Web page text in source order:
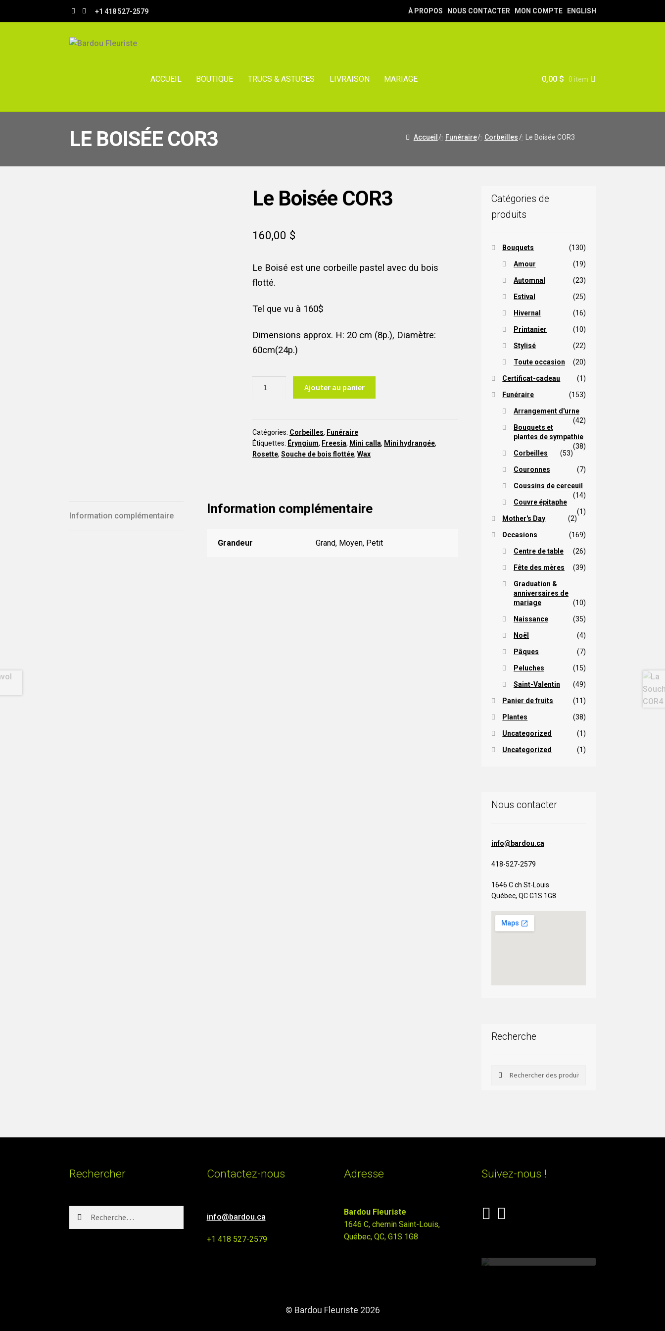
Aller
à
la
navigation
Aller
au
contenu
+1 418 527-2579 À PROPOS NOUS CONTACTER MON COMPTE ENGLISH
ACCUEIL BOUTIQUE TRUCS & ASTUCES LIVRAISON MARIAGE 0,00 $ 0 item
LE BOISÉE COR3 Accueil / Funéraire/ Corbeilles / Le Boisée COR3
Le Boisée COR3
160,00 $
Le Boisé est une corbeille pastel avec du bois
flotté.
Tel que vu à 160$
Dimensions approx. H: 20 cm (8p.), Diamètre:
60cm(24p.)
COR3
Ajouter au panier
Catégories: Corbeilles, Funéraire
Étiquettes: Éryngium, Freesia, Mini calla, Mini hydrangée,
Rosette,Souche de bois flottée,Wax
Information complémentaire Information complémentaire
Grandeur Grand, Moyen, Petit
Catégories de
produits
Bouquets (130)
Amour (19)
Automnal (23)
Estival (25)
Hivernal (16)
Printanier (10)
Stylisé (22)
Toute occasion (20)
Certificat-cadeau (1)
Funéraire (153)
Arrangement d'urne
(42)
Bouquets et
plantes de sympathie
(38)
Corbeilles
(53)
Couronnes (7)
Coussins de cerceuil
(14)
Couvre épitaphe
(1)
Mother's Day
(2)
Occasions (169)
Centre de table (26)
Fête des mères (39)
Graduation &
anniversaires de
mariage
(10)
Naissance (35)
Noël (4)
Pâques (7)
Peluches (15)
Saint-Valentin (49)
Panier de fruits (11)
Plantes (38)
Uncategorized (1)
Uncategorized (1)
Nous contacter
info@bardou.ca
418-527-2579
1646 C ch St-Louis
Québec, QC G1S 1G8
Recherche
Rechercher Contactez-nous
info@bardou.ca
+1 418 527-2579
Adresse
Bardou Fleuriste
1646 C, chemin Saint-Louis,
Québec, QC, G1S 1G8
Suivez-nous !
© Bardou Fleuriste 2026